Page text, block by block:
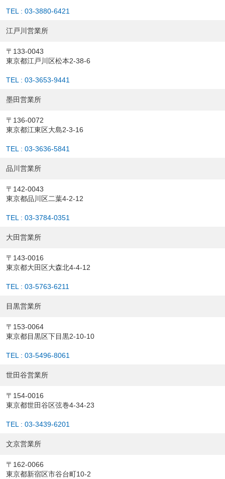
TEL : 03-3880-6421
江戸川営業所
〒133-0043
東京都江戸川区松本2-38-6
TEL : 03-3653-9441
墨田営業所
〒136-0072
東京都江東区大島2-3-16
TEL : 03-3636-5841
品川営業所
〒142-0043
東京都品川区二葉4-2-12
TEL : 03-3784-0351
大田営業所
〒143-0016
東京都大田区大森北4-4-12
TEL : 03-5763-6211
目黒営業所
〒153-0064
東京都目黒区下目黒2-10-10
TEL : 03-5496-8061
世田谷営業所
〒154-0016
東京都世田谷区弦巻4-34-23
TEL : 03-3439-6201
文京営業所
〒162-0066
東京都新宿区市谷台町10-2